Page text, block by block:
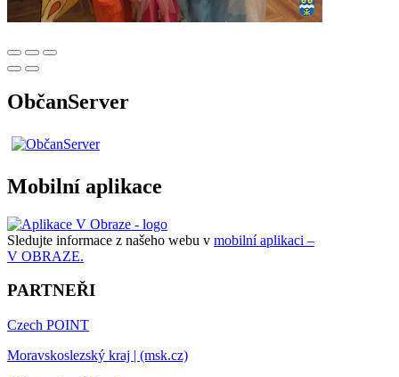
ObčanServer
Mobilní aplikace
Sledujte informace z našeho webu v mobilní aplikaci –
V OBRAZE.
PARTNEŘI
Czech POINT
Moravskoslezský kraj | (msk.cz)